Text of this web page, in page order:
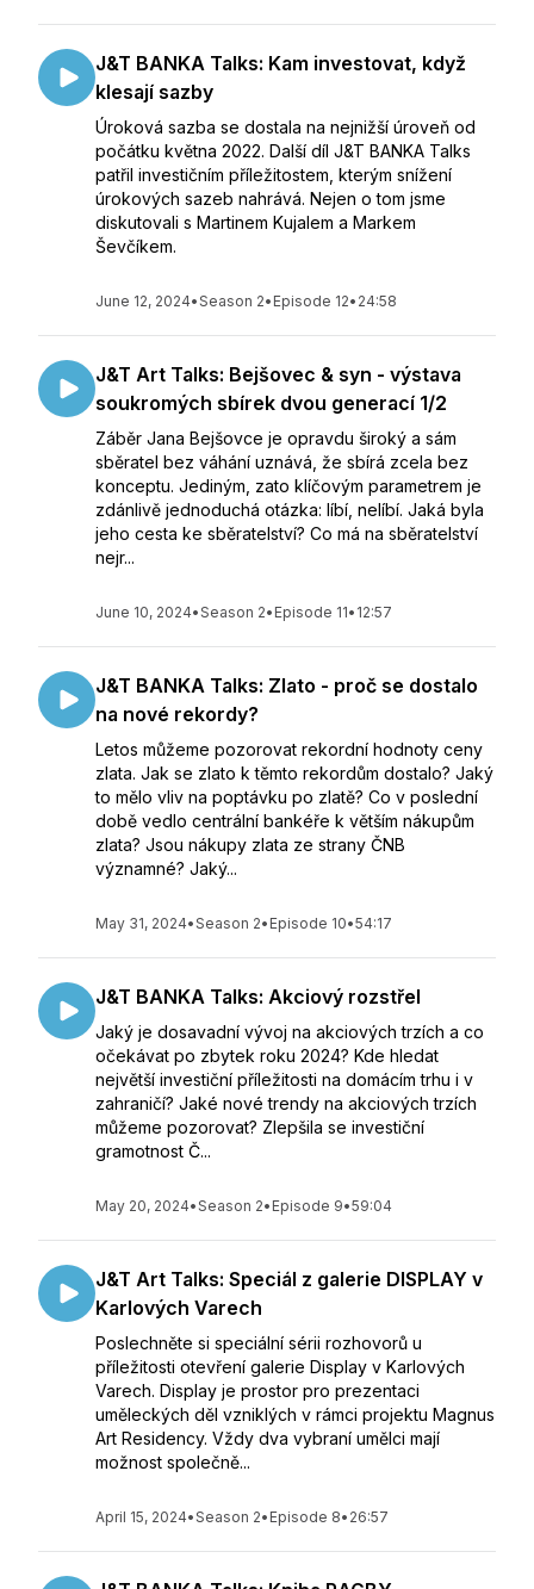
J&T BANKA Talks: Kam investovat, když
klesají sazby
Úroková sazba se dostala na nejnižší úroveň od
počátku května 2022. Další díl J&T BANKA Talks
patřil investičním příležitostem, kterým snížení
úrokových sazeb nahrává. Nejen o tom jsme
diskutovali s Martinem Kujalem a Markem
Ševčíkem.
June 12, 2024•Season 2• Episode 12• 24:58
J&T Art Talks: Bejšovec & syn - výstava
soukromých sbírek dvou generací 1/2
Záběr Jana Bejšovce je opravdu široký a sám
sběratel bez váhání uznává, že sbírá zcela bez
konceptu. Jediným, zato klíčovým parametrem je
zdánlivě jednoduchá otázka: líbí, nelíbí. Jaká byla
jeho cesta ke sběratelství? Co má na sběratelství
nejr...
June 10, 2024•Season 2• Episode 11• 12:57
J&T BANKA Talks: Zlato - proč se dostalo
na nové rekordy?
Letos můžeme pozorovat rekordní hodnoty ceny
zlata. Jak se zlato k těmto rekordům dostalo? Jaký
to mělo vliv na poptávku po zlatě? Co v poslední
době vedlo centrální bankéře k větším nákupům
zlata? Jsou nákupy zlata ze strany ČNB
významné? Jaký...
May 31, 2024•Season 2• Episode 10•54:17
J&T BANKA Talks: Akciový rozstřel
Jaký je dosavadní vývoj na akciových trzích a co
očekávat po zbytek roku 2024? Kde hledat
největší investiční příležitosti na domácím trhu i v
zahraničí? Jaké nové trendy na akciových trzích
můžeme pozorovat? Zlepšila se investiční
gramotnost Č...
May 20, 2024•Season 2• Episode 9•59:04
J&T Art Talks: Speciál z galerie DISPLAY v
Karlových Varech
Poslechněte si speciální sérii rozhovorů u
příležitosti otevření galerie Display v Karlových
Varech. Display je prostor pro prezentaci
uměleckých děl vzniklých v rámci projektu Magnus
Art Residency. Vždy dva vybraní umělci mají
možnost společně...
April 15, 2024•Season 2• Episode 8• 26:57